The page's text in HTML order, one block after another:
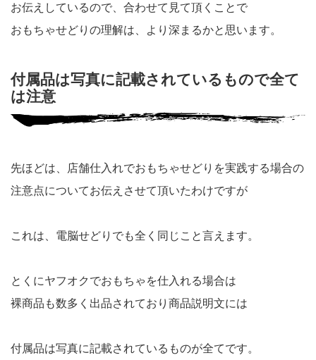
お伝えしているので、合わせて見て頂くことで
おもちゃせどりの理解は、より深まるかと思います。
付属品は写真に記載されているもので全て
は注意
先ほどは、店舗仕入れでおもちゃせどりを実践する場合の
注意点についてお伝えさせて頂いたわけですが
これは、電脳せどりでも全く同じこと言えます。
とくにヤフオクでおもちゃを仕入れる場合は
裸商品も数多く出品されており商品説明文には
付属品は写真に記載されているものが全てです。